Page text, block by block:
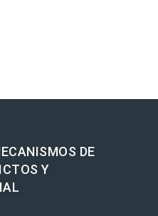
DE
Y